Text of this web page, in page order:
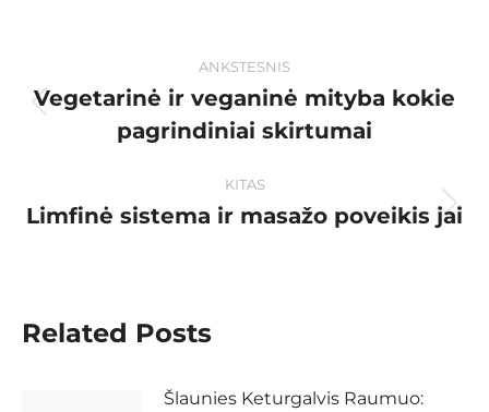
ANKSTESNIS
Vegetarinė ir veganinė mityba kokie
pagrindiniai skirtumai
KITAS
Limfinė sistema ir masažo poveikis jai
Related Posts
Šlaunies Keturgalvis Raumuo: